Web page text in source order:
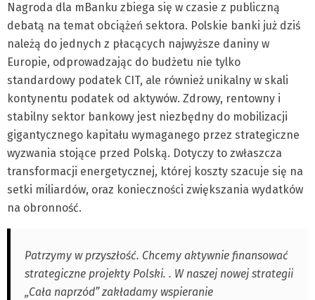
Nagroda dla mBanku zbiega się w czasie z publiczną
debatą na temat obciążeń sektora. Polskie banki już dziś
należą do jednych z płacących najwyższe daniny w
Europie, odprowadzając do budżetu nie tylko
standardowy podatek CIT, ale również unikalny w skali
kontynentu podatek od aktywów. Zdrowy, rentowny i
stabilny sektor bankowy jest niezbędny do mobilizacji
gigantycznego kapitału wymaganego przez strategiczne
wyzwania stojące przed Polską. Dotyczy to zwłaszcza
transformacji energetycznej, której koszty szacuje się na
setki miliardów, oraz konieczności zwiększania wydatków
na obronność.
Patrzymy w przyszłość. Chcemy aktywnie finansować
strategiczne projekty Polski. . W naszej nowej strategii
„Cała naprzód” zakładamy wspieranie